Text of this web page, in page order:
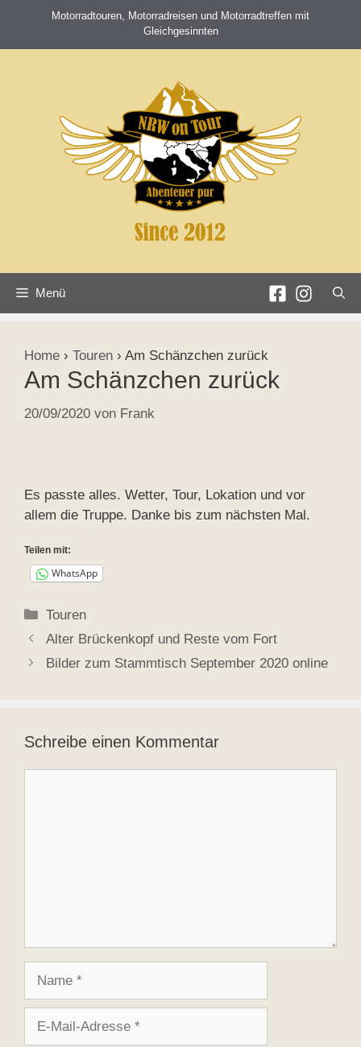
springen
Motorradtouren, Motorradreisen und Motorradtreffen mit
Gleichgesinnten
Menü
Home › Touren › Am Schänzchen zurück
Am Schänzchen zurück
20/09/2020 von Frank
Es passte alles. Wetter, Tour, Lokation und vor
allem die Truppe. Danke bis zum nächsten Mal.
Teilen mit:
WhatsApp
Kategorien
Touren
Alter Brückenkopf und Reste vom Fort
Bilder zum Stammtisch September 2020 online
Schreibe einen Kommentar